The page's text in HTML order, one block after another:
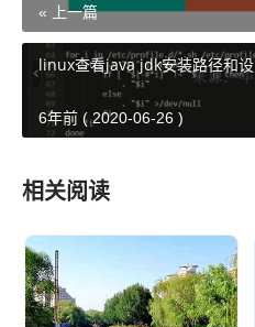
« 上一篇
linux查看java jdk安装路径和
6年前 ( 2020-06-26 )
相关阅读